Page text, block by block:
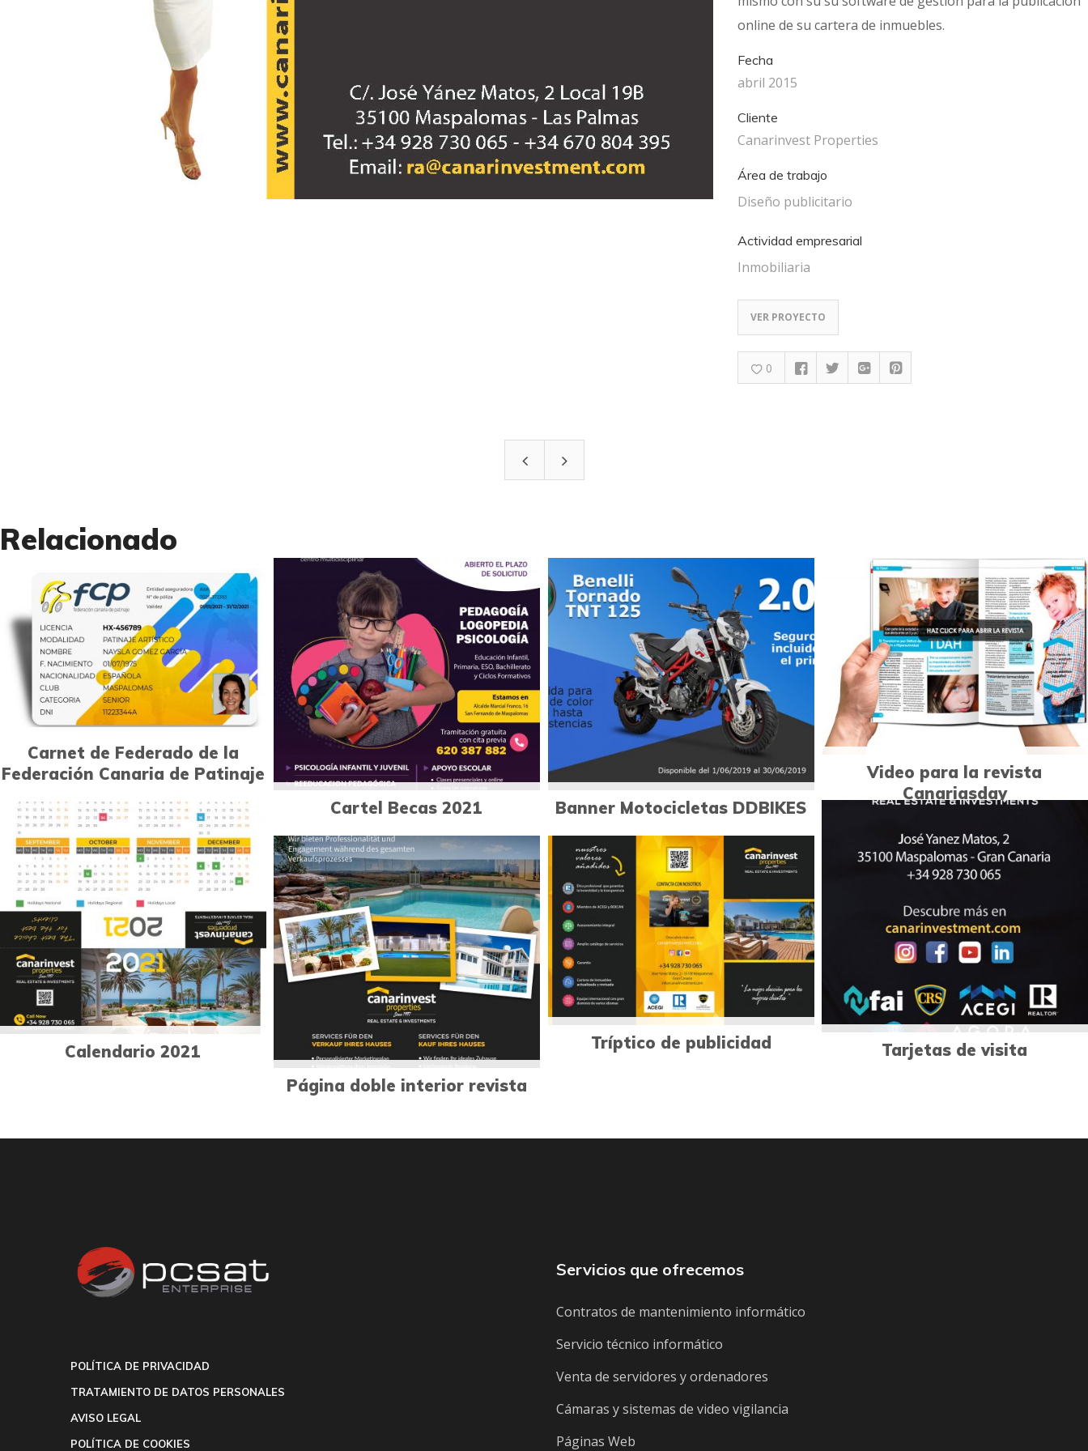
online de su cartera de inmuebles.
Fecha
abril 2015
Cliente
Canarinvest Properties
Área de trabajo
Diseño publicitario
Actividad empresarial
Inmobiliaria
VER PROYECTO
0
Relacionado
3
Diseño publicitario
Carnet de Federado de la
Federación Canaria de Patinaje
0
Diseño publicitario
Cartel Becas 2021
1
Diseño publicitario
Banner Motocicletas DDBIKES
Diseño publicitario
Video para la revista
Canariasday
1
Diseño publicitario
Tarjetas de visita
1
Diseño publicitario
Calendario 2021
0
Diseño publicitario
Página doble interior revista
0
Diseño publicitario
Tríptico de publicidad
POLÍTICA DE PRIVACIDAD
TRATAMIENTO DE DATOS PERSONALES
AVISO LEGAL
POLÍTICA DE COOKIES
Servicios que ofrecemos
Contratos de mantenimiento informático
Servicio técnico informático
Venta de servidores y ordenadores
Cámaras y sistemas de video vigilancia
Páginas Web